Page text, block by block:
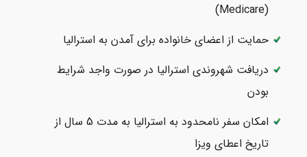
(Medicare)
حمایت از اعضای خانواده برای آمدن به استرالیا
دریافت شهروندی استرالیا در صورت واجد شرایط
بودن
امکان سفر نامحدود به استرالیا به مدت 5 سال از
تاریخ اعطای ویزا